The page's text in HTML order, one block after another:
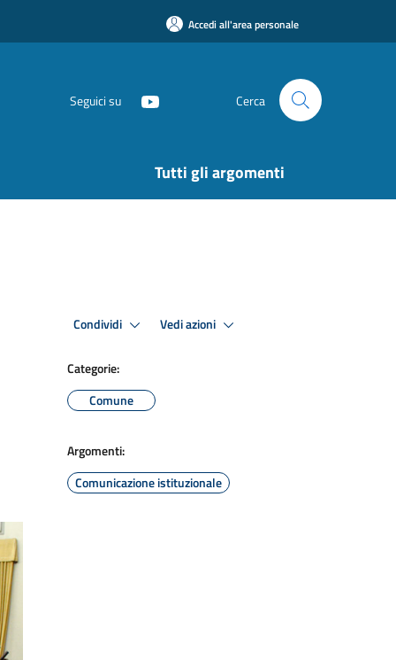
Accedi all'area personale
Seguici su Cerca
Tutti gli argomenti
Condividi Vedi azioni
Categorie:
Comune
Argomenti:
Comunicazione istituzionale